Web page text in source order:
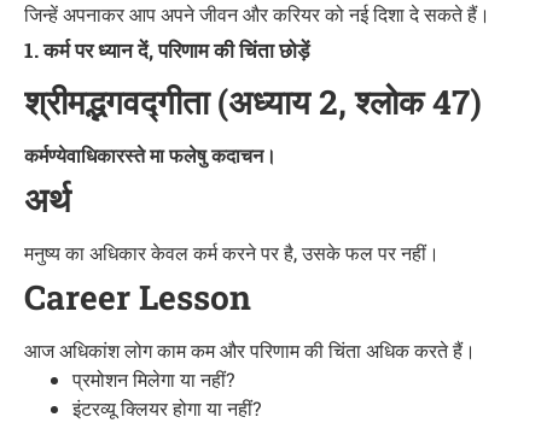
जिन्हें अपनाकर आप अपने जीवन और करियर को नई दिशा दे सकते हैं।
1. कर्म पर ध्यान दें, परिणाम की चिंता छोड़ें
श्रीमद्भगवद्गीता (अध्याय 2, श्लोक 47)
कर्मण्येवाधिकारस्ते मा फलेषु कदाचन।
अर्थ
मनुष्य का अधिकार केवल कर्म करने पर है, उसके फल पर नहीं।
Career Lesson
आज अधिकांश लोग काम कम और परिणाम की चिंता अधिक करते हैं।
प्रमोशन मिलेगा या नहीं?
इंटरव्यू क्लियर होगा या नहीं?